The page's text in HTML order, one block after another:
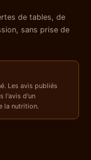
de tables, de
sans prise de
Les avis publiés
l'avis d'un
la nutrition.